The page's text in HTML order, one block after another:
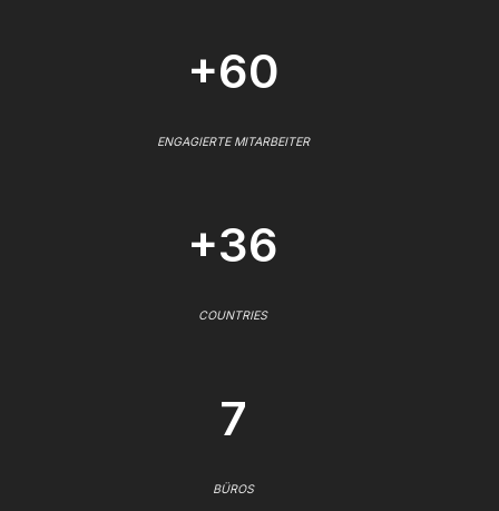
+60
ENGAGIERTE MITARBEITER
+36
COUNTRIES
7
BÜROS